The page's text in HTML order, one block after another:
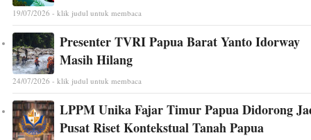
19/07/2026 - klik judul untuk membaca
Presenter TVRI Papua Barat Yanto Idorway
Masih Hilang
24/07/2026 - klik judul untuk membaca
LPPM Unika Fajar Timur Papua Didorong
Pusat Riset Kontekstual Tanah Papua